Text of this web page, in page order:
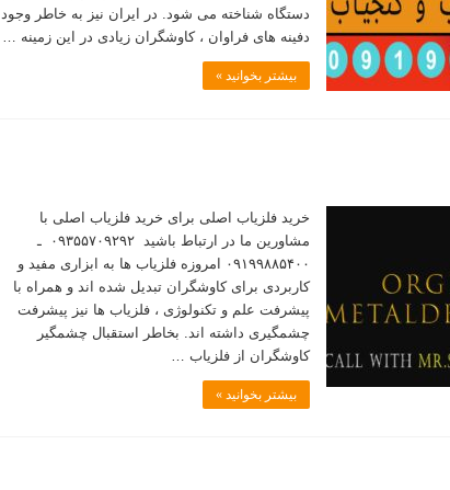
دستگاه شناخته می شود. در ایران نیز به خاطر وجود
دفینه های فراوان ، کاوشگران زیادی در این زمینه …
بیشتر بخوانید »
خرید فلزیاب اصلی برای خرید فلزیاب اصلی با
مشاورین ما در ارتباط باشید ۰۹۳۵۵۷۰۹۲۹۲ ـ
۰۹۱۹۹۸۸۵۴۰۰ امروزه فلزیاب ها به ابزاری مفید و
کاربردی برای کاوشگران تبدیل شده اند و همراه با
پیشرفت علم و تکنولوژی ، فلزیاب ها نیز پیشرفت
چشمگیری داشته اند. بخاطر استقبال چشمگیر
کاوشگران از فلزیاب …
بیشتر بخوانید »